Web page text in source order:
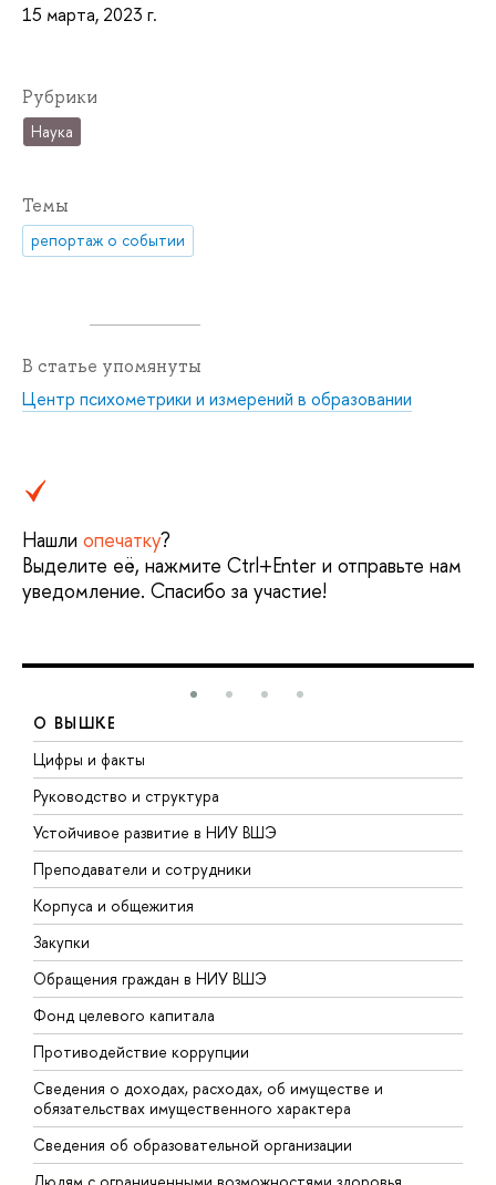
15 марта, 2023 г.
Рубрики
Наука
Темы
репортаж о событии
В статье упомянуты
Центр психометрики и измерений в образовании
Нашли опечатку?
Выделите её, нажмите Ctrl+Enter и отправьте нам
уведомление. Спасибо за участие!
О ВЫШКЕ
Цифры и факты
Руководство и структура
Устойчивое развитие в НИУ ВШЭ
Преподаватели и сотрудники
Корпуса и общежития
Закупки
Обращения граждан в НИУ ВШЭ
Фонд целевого капитала
Противодействие коррупции
Сведения о доходах, расходах, об имуществе и
обязательствах имущественного характера
Сведения об образовательной организации